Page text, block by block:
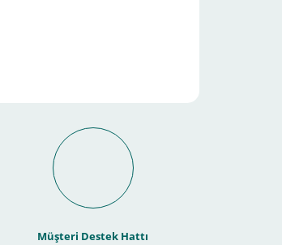
Müşteri Destek Hattı